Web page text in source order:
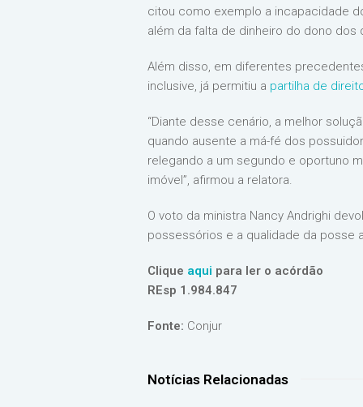
citou como exemplo a incapacidade
além da falta de dinheiro do dono
Além disso, em diferentes
inclusive, já permitiu a partilha de
“Diante desse cenário, a melhor
quando ausente a má-fé dos
relegando a um segundo e oportuno
imóvel”, afirmou a relatora.
O voto da ministra Nancy Andrighi
possessórios e a qualidade da posse
Clique aqui para ler o acórdão
REsp 1.984.847
Fonte: Conjur
Notícias Relacionadas